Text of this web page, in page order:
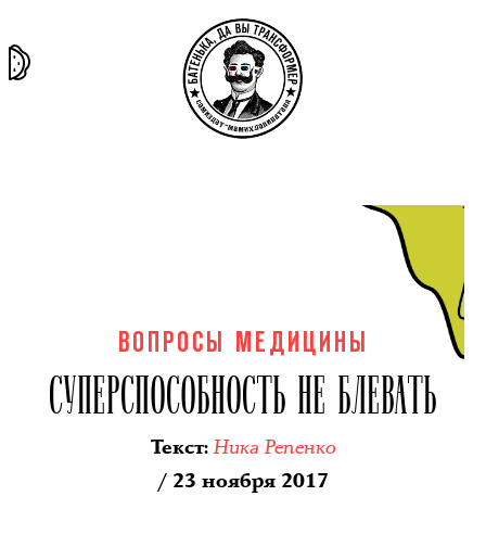
ВОПРОСЫ МЕДИЦИНЫ
СУПЕРСПОСОБНОСТЬ НЕ БЛЕВАТЬ
Текст:Ника Репенко
/ 23 ноября 2017